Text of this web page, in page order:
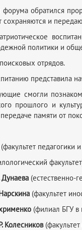
обратился
и
политики и
отрядов.
представила
смогли
прошлого и
памяти от
(факультет педагогики
(естественно-
(факультет
(филиал БГУ в
Колесников